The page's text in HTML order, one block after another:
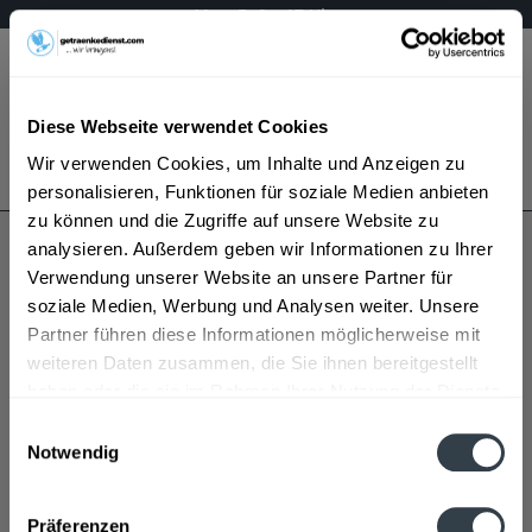
Diese Webseite verwendet Cookies
Wir verwenden Cookies, um Inhalte und Anzeigen zu
personalisieren, Funktionen für soziale Medien anbieten
zu können und die Zugriffe auf unsere Website zu
analysieren. Außerdem geben wir Informationen zu Ihrer
Verwendung unserer Website an unsere Partner für
soziale Medien, Werbung und Analysen weiter. Unsere
Partner führen diese Informationen möglicherweise mit
weiteren Daten zusammen, die Sie ihnen bereitgestellt
Notwendig
Präferenzen
Mo – Fr 9 – 17 Uhr
Menü
Bestellung widerrufen
Es gilt unsere Datenschutzerklärung
Erzquell Brauerei
Erzquell Brauerei wird in den folgenden Regionen,
Städten, Orten und Postleitzahl-Gebieten geliefert